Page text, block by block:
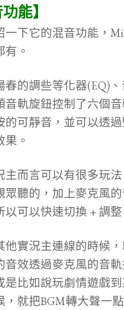
能】
一下它的混音功能，
。
春的調些等化器(EQ)
音軌旋鈕控制了六個
的可靜音，並可以透
。
主而言可以有很多玩
眾聽的，加上麥克風
以可以快速切換 + 調整
他實況主連線的時候
音效透過麥克風的音
是比如說玩劇情遊戲
，就把BGM轉大聲一